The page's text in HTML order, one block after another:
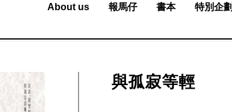
About us 報馬仔 書本 特別企劃
與孤寂等輕